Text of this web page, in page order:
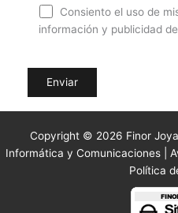
Consiento el uso de
información y publicidad
Copyright © 2026 Finor
Informática y Comunicaciones |
Política